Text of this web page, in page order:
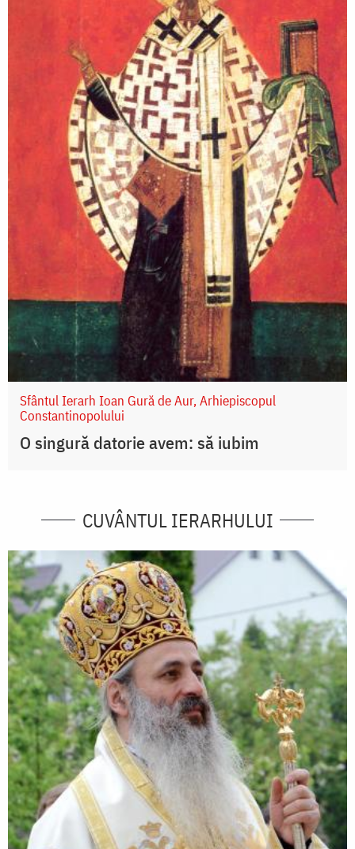
Sfântul Ierarh Ioan Gură de Aur, Arhiepiscopul
Constantinopolului
O singură datorie avem: să iubim
CUVÂNTUL IERARHULUI